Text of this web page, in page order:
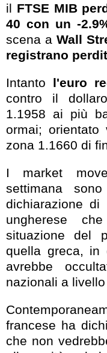
il FTSE MIB
40 con un -
scena aWall
registrano
Intanto l'euro
contro il
1.1958 ai più
ormai;
zona 1.1660 di
I market
settimana
dichiarazione di
ungherese
situazione del
quella greca, in
avrebbe
nazionali a
francese ha
che non